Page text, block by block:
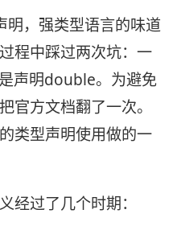
明，强类型语言的味道
程中踩过两次坑：一
声明double。为避免
官方文档翻了一次。
类型声明使用做的一
经过了几个时期：